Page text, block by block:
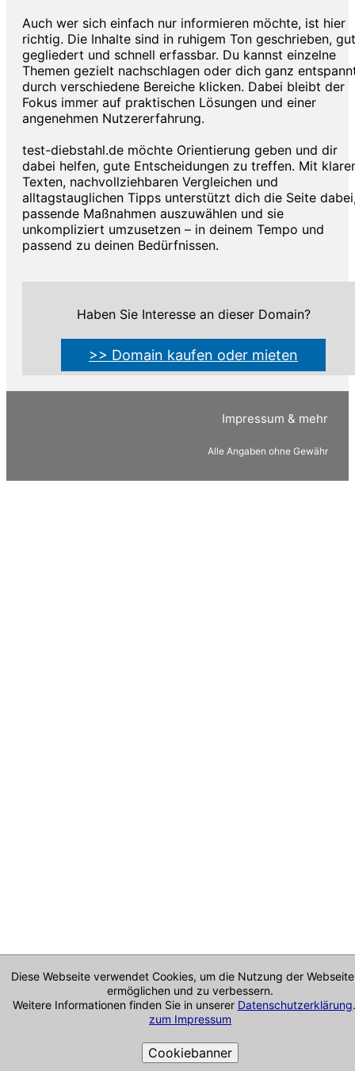
Diese Webseite verwendet Cookies, um die Nutzung der
ermöglichen und zu verbessern.
Weitere Informationen finden Sie in unserer Datenschutzerklärung
zum Impressum
Cookiebanner
Auch wer sich einfach nur informieren möchte, ist hier
richtig. Die Inhalte sind in ruhigem Ton geschrieben, gut
gegliedert und schnell erfassbar. Du kannst einzelne
Themen gezielt nachschlagen oder dich ganz
durch verschiedene Bereiche klicken. Dabei bleibt der
Fokus immer auf praktischen Lösungen und einer
angenehmen Nutzererfahrung.
test-diebstahl.de möchte Orientierung geben und dir
dabei helfen, gute Entscheidungen zu treffen. Mit
Texten, nachvollziehbaren Vergleichen und
alltagstauglichen Tipps unterstützt dich die Seite
passende Maßnahmen auszuwählen und sie
unkompliziert umzusetzen – in deinem Tempo und
passend zu deinen Bedürfnissen.
Haben Sie Interesse an dieser Domain?
>> Domain kaufen oder mieten
Impressum & mehr
Alle Angaben ohne Gewähr